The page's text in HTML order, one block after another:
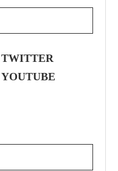
TWITTER
YOUTUBE